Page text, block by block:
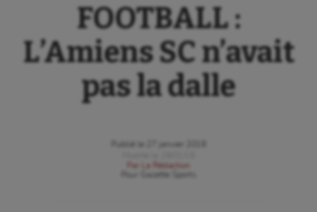
FOOTBALL :
L’Amiens SC n’avait
pas la dalle
Publié le
27 janvier 2018
Par
La Rédaction
Gazette Sports